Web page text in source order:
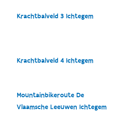
Krachtbalveld 3 Ichtegem
Krachtbalveld 4 Ichtegem
Mountainbikeroute De
Vlaamsche Leeuwen Ichtegem